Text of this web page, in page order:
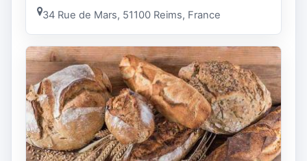
34 Rue de Mars, 51100 Reims, France